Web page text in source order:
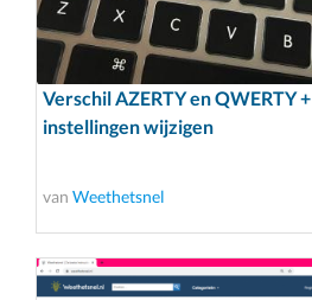
Verschil AZERTY en QWERTY +
instellingen wijzigen
van Weethetsnel